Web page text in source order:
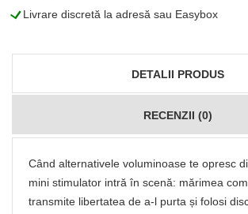
LLivrare discretă la adresă sau Easybox
DETALII PRODUS
RECENZII (0)
Când alternativele voluminoase te opresc
mini stimulator intră în scenă: mărimea
transmite libertatea de a-l purta și folosi